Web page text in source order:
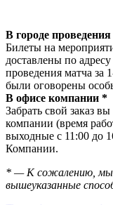
В городе
Билеты на
доставлены по
проведения матча за
были оговорены
В офисе компании *
Забрать свой заказ
компании (время
выходные с 11:00 до
Компании.
* — К сожалению, мы
вышеуказанные